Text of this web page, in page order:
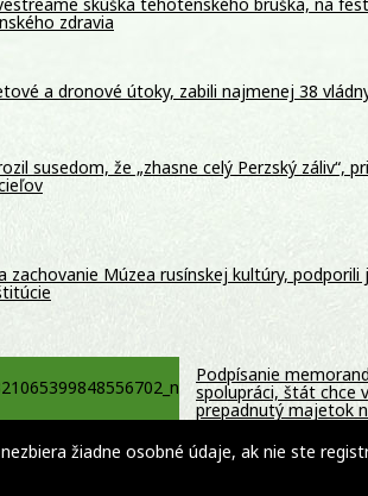
zdravia
a dronové útoky, zabili najmenej 38
susedom, že „zhasne celý Perzský záliv“,
zachovanie Múzea rusínskej kultúry, podporili
Podpísanie
spolupráci, štát chce
prepadnutý majetok
potravinovú pomoc
núdzi – FOTO
žiadne osobné údaje, ak nie ste